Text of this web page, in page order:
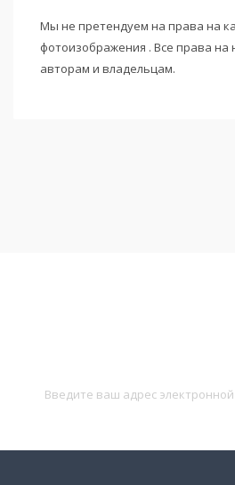
Мы не претендуем на права на
фотоизображения . Все права на
авторам и владельцам.